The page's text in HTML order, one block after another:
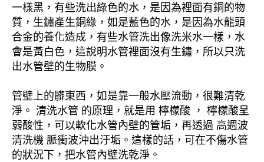
一樣黑，有些洗出綠色的水，是因為裡面有銅的物
質，生鏽產生銅綠，如是藍色的水，是因為水龍頭
合金的養化造成，有些水管洗出像洗米水一樣，水
會是黃白色，這說明水管裡面沒有生鏽，所以只洗
出水管壁的生物膜。
管壁上的髒東西，如是靠一般水壓流動，很難清乾
淨。 清洗水管 的原理，就是用 檸檬酸 ， 檸檬酸呈
弱酸性，可以軟化水管內壁的管垢，再透過 高週波
清洗機 脈衝波沖出汙垢。這樣的話，可在不傷水管
的狀況下，把水管內壁洗乾淨。